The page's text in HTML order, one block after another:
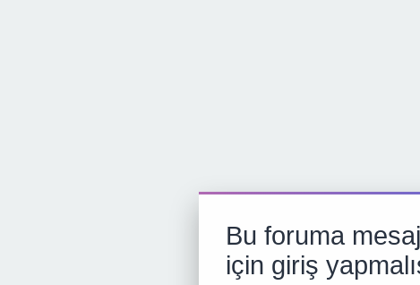
Bu foruma
için giriş